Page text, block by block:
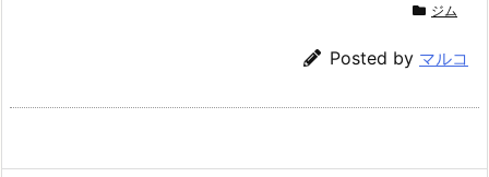
ジム
Posted by マルコ